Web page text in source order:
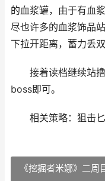
的血浆罐，由于有血
尽也许多的血浆饰品
下拉开距离，蓄力丢
接着读档继续站
boss即可。
相关策略：狙击
《挖掘者米娜》二